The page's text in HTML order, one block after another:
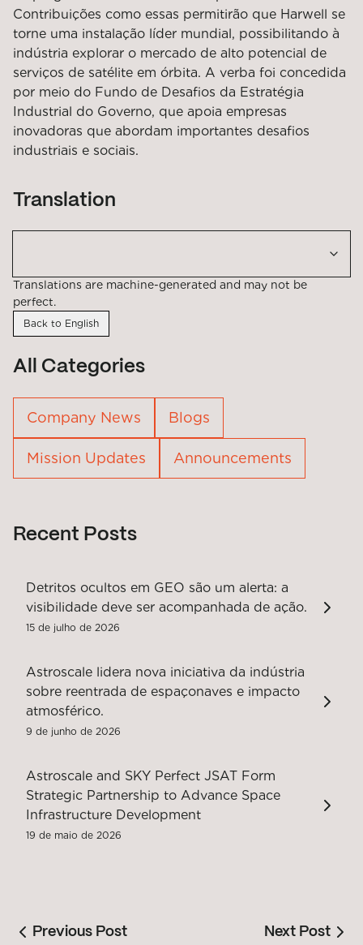
Contribuições como essas permitirão que Harwell se
torne uma instalação líder mundial, possibilitando à
indústria explorar o mercado de alto potencial de
serviços de satélite em órbita. A verba foi concedida
por meio do Fundo de Desafios da Estratégia
Industrial do Governo, que apoia empresas
inovadoras que abordam importantes desafios
industriais e sociais.
Translation
Translations are machine-generated and may not be
perfect.
Back to English
All Categories
Company News Blogs
Mission Updates Announcements
Recent Posts
Detritos ocultos em GEO são um alerta: a
visibilidade deve ser acompanhada de ação.
15 de julho de 2026
Astroscale lidera nova iniciativa da indústria
sobre reentrada de espaçonaves e impacto
atmosférico.
9 de junho de 2026
Astroscale and SKY Perfect JSAT Form
Strategic Partnership to Advance Space
Infrastructure Development
19 de maio de 2026
Previous Post Next Post